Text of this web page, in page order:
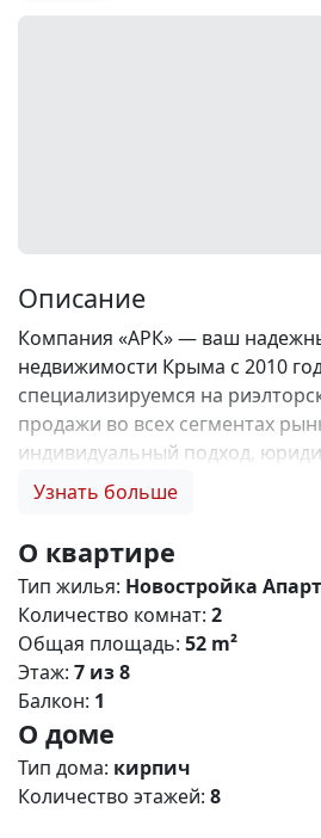
Описание
Компания «АРК» — ваш
недвижимости Крыма с 2010
специализируемся на
продажи во всех сегментах
индивидуальный подход,
объектов и безопасность
нас, Вы получаете: 1. 0%
ипотеки бесплатно; 2. Покупку
цене застройщика + акции,
Экспертное мнение о каждом
интересы — наш приоритет! 4.
поддержку на всех этапах
ключей; 5. Фейерверк
нами и выбери свой ПОДАРОК!
Квартал – современный жилой
класса с разнообразными
Узнать больше
О квартире
Тип жилья: Новостройка
Количество комнат: 2
Общая площадь: 52 m²
Этаж: 7 из 8
Балкон: 1
О доме
Тип дома: кирпич
Количество этажей: 8